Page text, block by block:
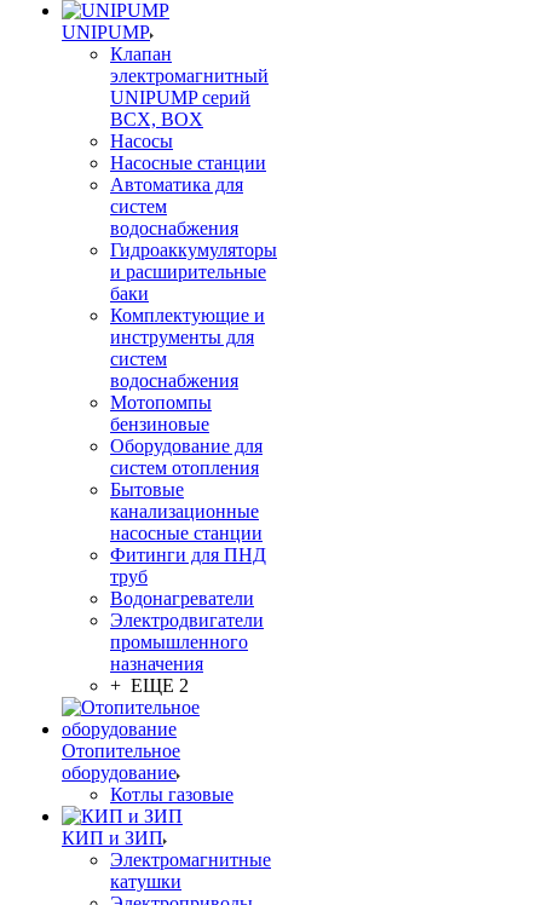
UNIPUMP
Клапан
электромагнитный
UNIPUMP серий
BCX, BOX
Насосы
Насосные станции
Автоматика для
систем
водоснабжения
Гидроаккумуляторы
и расширительные
баки
Комплектующие и
инструменты для
систем
водоснабжения
Мотопомпы
бензиновые
Оборудование для
систем отопления
Бытовые
канализационные
насосные станции
Фитинги для ПНД
труб
Водонагреватели
Электродвигатели
промышленного
назначения
+ ЕЩЕ 2
Отопительное
оборудование
Котлы газовые
КИП и ЗИП
Электромагнитные
катушки